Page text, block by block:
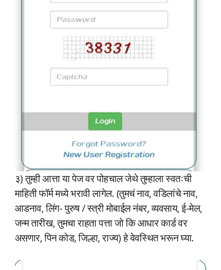
३) तुम्ही आत्ता या पेज वर पोहचाल जेथे तुम्हाला स्वतःची
माहिती फॉर्म मध्ये भरावी लागेल. (तुमचं नाव, वडिलांचे नाव,
आडनाव, लिंग- पुरुष / स्त्री मोबाईल नंबर, व्यवसाय, ई-मेल,
जन्म तारीख, तुमचा राहता पत्ता जो कि आधार कार्ड वर
असणार, पिन कोड, जिल्हा, राज्य) हे वेवस्थित भरून घ्या.